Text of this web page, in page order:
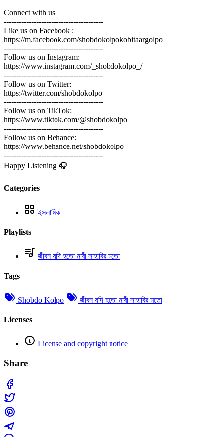
Connect with us
----------------------------------------
Like us on Facebook :
https://m.facebook.com/shobdokolpokobitaargolpo
----------------------------------------
Follow us on Instagram:
https://www.instagram.com/_shobdokolpo_/
----------------------------------------
Follow us on Twitter:
https://twitter.com/shobdokolpo
----------------------------------------
Follow us on TikTok:
https://www.tiktok.com/@shobdokolpo
----------------------------------------
Follow us on Behance:
https://www.behance.net/shobdokolpo
----------------------------------------
Happy Listening 🎧
Categories
ইসলামিক
Playlists
জীবন যদি হতো নারী সাহাবির মতো
Tags
Shobdo Kolpo জীবন যদি হতো নারী সাহাবির মতো
Licenses
License and copyright notice
Share